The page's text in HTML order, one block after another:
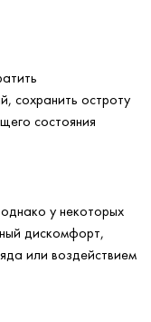
сохранить остроту
состояния
у некоторых
дискомфорт,
или воздействием